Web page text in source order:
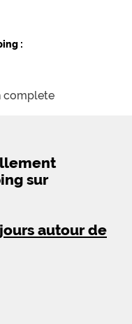
:
complete
sur
autour de